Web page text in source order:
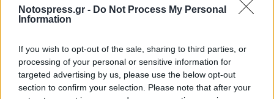
Notospress.gr - Do Not Process My Personal
Information
If you wish to opt-out of the sale, sharing to third parties, or
processing of your personal or sensitive information for
targeted advertising by us, please use the below opt-out
section to confirm your selection. Please note that after your